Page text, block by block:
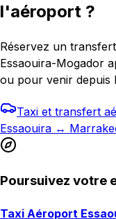
l'aéroport ?
Réservez un
Essaouira-Mogador
ou pour venir depuis
Taxi et transfert
Essaouira ↔
Poursuivez votre
Taxi Aéroport